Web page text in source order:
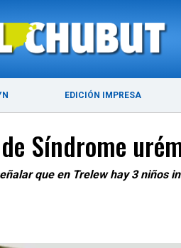
EDICIÓN IMPRESA
ÚLTIMAS NOTICIAS
Síndrome
que en Trelew hay 3 niños